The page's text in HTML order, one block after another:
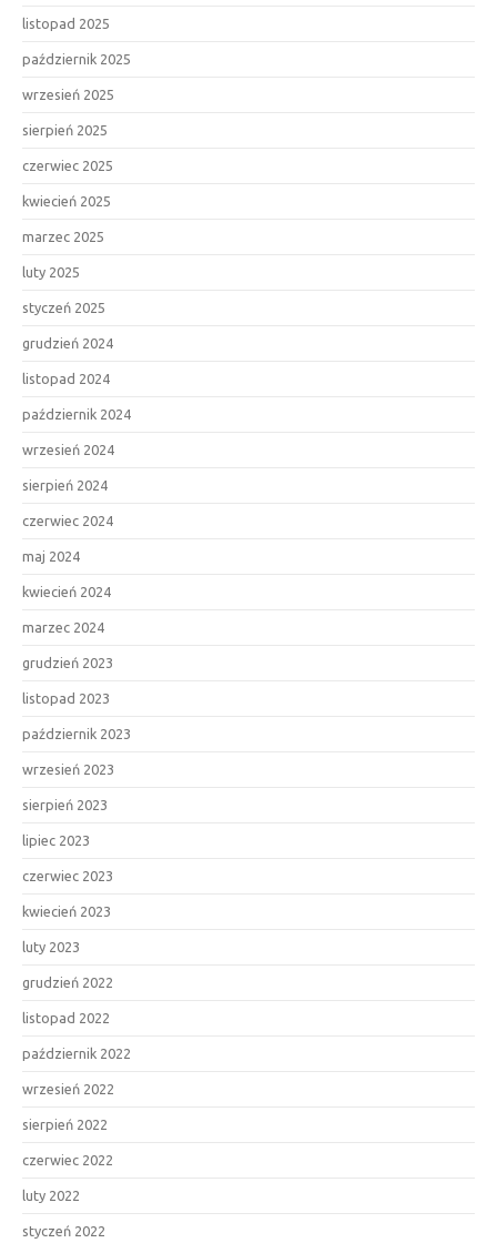
listopad 2025
październik 2025
wrzesień 2025
sierpień 2025
czerwiec 2025
kwiecień 2025
marzec 2025
luty 2025
styczeń 2025
grudzień 2024
listopad 2024
październik 2024
wrzesień 2024
sierpień 2024
czerwiec 2024
maj 2024
kwiecień 2024
marzec 2024
grudzień 2023
listopad 2023
październik 2023
wrzesień 2023
sierpień 2023
lipiec 2023
czerwiec 2023
kwiecień 2023
luty 2023
grudzień 2022
listopad 2022
październik 2022
wrzesień 2022
sierpień 2022
czerwiec 2022
luty 2022
styczeń 2022